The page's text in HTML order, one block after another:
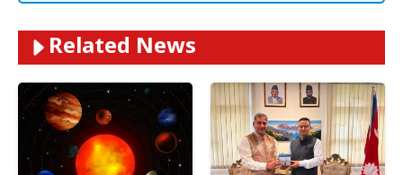
Related News